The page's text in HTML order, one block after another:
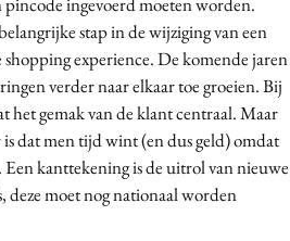
stap in de wijziging van een
shopping experience. De komende jaren
verder naar elkaar toe groeien. Bij
het gemak van de klant centraal. Maar
dat men tijd wint (en dus geld) omdat
Een kanttekening is de uitrol van nieuwe
moet nog nationaal worden